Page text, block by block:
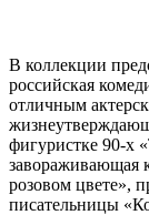
В коллекции
российская
отличным
фигуристке 90-х
завораживающая
розовом цвете»,
писательницы